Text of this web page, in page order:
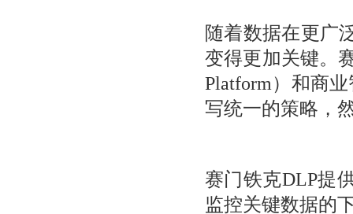
随着数据在更广
变得更加关键。
Platform）和商
写统一的策略，
赛门铁克DLP提
监控关键数据的